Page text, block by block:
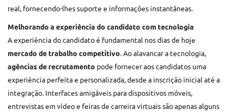
real, fornecendo-lhes suporte e informações instantâneas.
Melhorando a experiência do candidato com tecnologia
A experiência do candidato é fundamental nos dias de hoje
mercado de trabalho competitivo. Ao alavancar a tecnologia,
agências de recrutamento pode fornecer aos candidatos uma
experiência perfeita e personalizada, desde a inscrição inicial até a
integração. Interfaces amigáveis para dispositivos móveis,
entrevistas em vídeo e feiras de carreira virtuais são apenas alguns